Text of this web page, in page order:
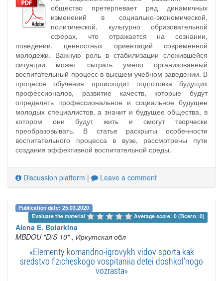
общество претерпевает ряд динамичных
изменений в социально-экономической,
политической, культурно образовательной
сферах, что отражается на сознании,
поведении, ценностных ориентаций современной
молодежи. Важную роль в стабилизации сложившейся
ситуации может сыграть умело организованный
воспитательный процесс в высшем учебном заведении. В
процессе обучения происходит подготовка будущих
профессионалов, развитие качеств, которые будут
определять профессиональное и социальное будущее
молодых специалистов, а значит и будущее общества, в
котором они будут жить и смогут творчески
преобразовывать. В статье раскрыты особенности
воспитательного процесса в вузе, рассмотрены пути
создания эффективной воспитательной среды.
Discussion platform | Leave a comment
Publication date: 25.03.2020
Evaluate the material
Average score: 0 (Всего: 0)
Alena E. Boiarkina
MBDOU "D/S 10" , Иркутская обл
«Elementy komandno-igrovykh vidov sporta kak
sredstvo fizicheskogo vospitaniia detei doshkol'nogo
vozrasta»